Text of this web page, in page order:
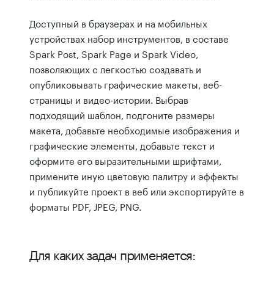
Доступный в браузерах и на мобильных
устройствах набор инструментов, в составе
Spark Post, Spark Page и Spark Video,
позволяющих с легкостью создавать и
опубликовывать графические макеты, веб-
страницы и видео-истории. Выбрав
подходящий шаблон, подгоните размеры
макета, добавьте необходимые изображения и
графические элементы, добавьте текст и
оформите его выразительными шрифтами,
примените иную цветовую палитру и эффекты
и публикуйте проект в веб или экспортируйте в
форматы PDF, JPEG, PNG.
Для каких задач применяется: